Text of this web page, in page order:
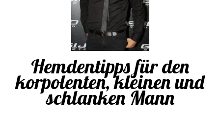
Hemdentipps für den
korpolenten, kleinen und
schlanken Mann